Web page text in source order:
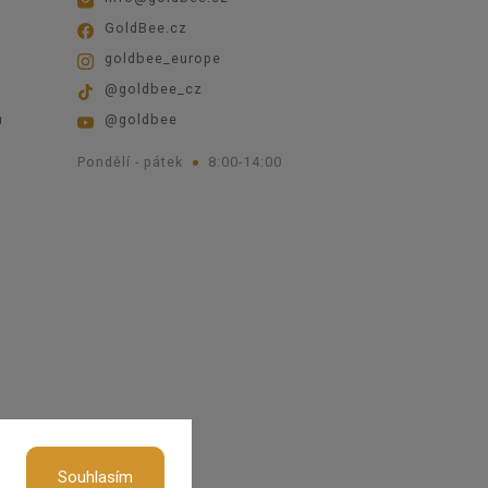
Souhlasím
GoldBee.cz
goldbee_europe
@goldbee_cz
@goldbee
Pondělí - pátek 8:00-14:00